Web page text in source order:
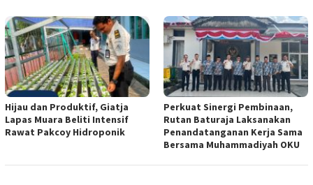
Hijau dan Produktif, Giatja
Lapas Muara Beliti Intensif
Rawat Pakcoy Hidroponik
Perkuat Sinergi Pembinaan,
Rutan Baturaja Laksanakan
Penandatanganan Kerja Sama
Bersama Muhammadiyah OKU